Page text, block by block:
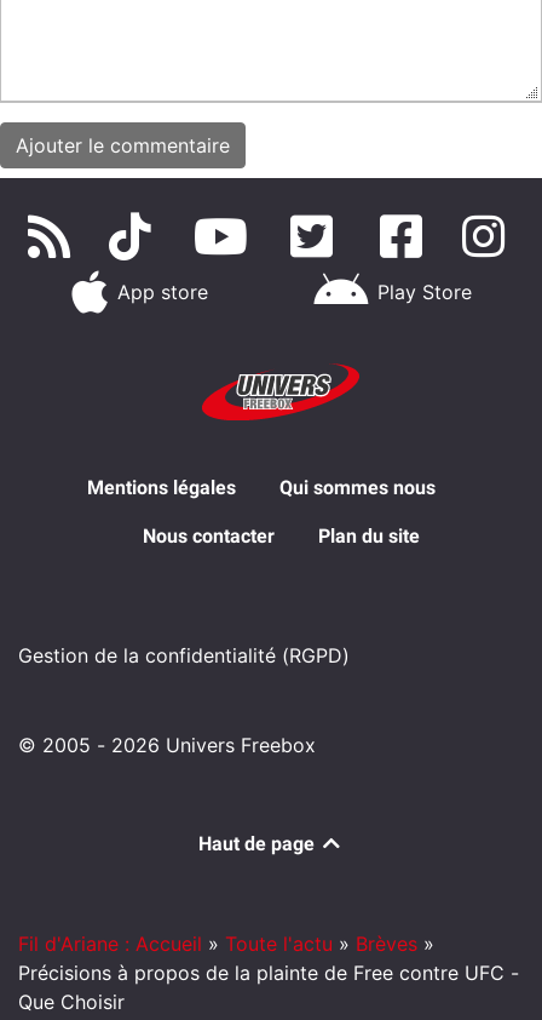
App store Play Store
Mentions légales Qui sommes nous
Nous contacter Plan du site
Gestion de la confidentialité (RGPD)
© 2005 - 2026 Univers Freebox
Haut de page
Fil d'Ariane : Accueil » Toute l'actu » Brèves »
Précisions à propos de la plainte de Free contre UFC -
Que Choisir